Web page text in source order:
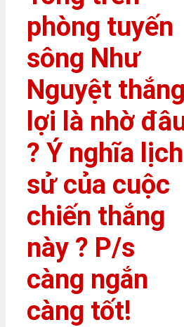
phòng tuyến
sông Như
Nguyệt thắng
lợi là nhờ
? Ý nghĩa lịch
sử của cuộc
chiến thắng
này ? P/s
càng ngắn
càng tốt!